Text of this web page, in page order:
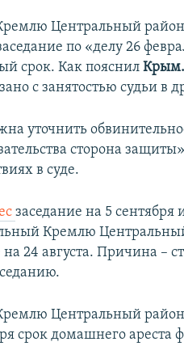
Центральный
по «делу 26
срок. Как пояснил
с занятостью судьи в
уточнить
сторона
в суде.
заседание на 5 сентября
Кремлю
на 24 августа. Причина –
Центральный
срок домашнего ареста